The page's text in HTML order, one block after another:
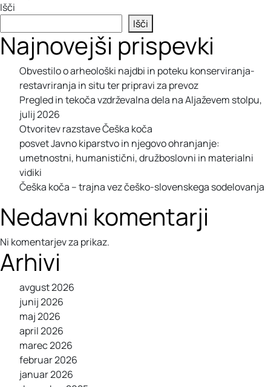
Išči
Išči
Najnovejši prispevki
Obvestilo o arheološki najdbi in poteku konserviranja-
restavriranja in situ ter pripravi za prevoz
Pregled in tekoča vzdrževalna dela na Aljaževem stolpu,
julij 2026
Otvoritev razstave Češka koča
posvet Javno kiparstvo in njegovo ohranjanje:
umetnostni, humanistični, družboslovni in materialni
vidiki
Češka koča – trajna vez češko-slovenskega sodelovanja
Nedavni komentarji
Ni komentarjev za prikaz.
Arhivi
avgust 2026
junij 2026
maj 2026
april 2026
marec 2026
februar 2026
januar 2026